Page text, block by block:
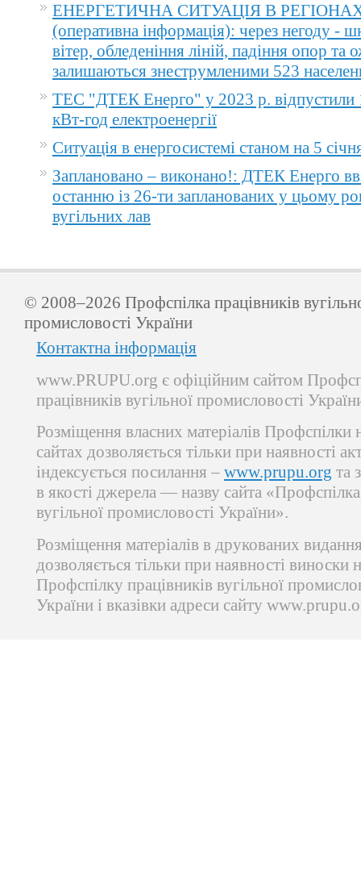
ЕНЕРГЕТИЧНА СИТУАЦІЯ В
(оперативна інформація): через негоду -
вітер, обледеніння ліній, падіння опор та
залишаються знеструмленими 523
ТЕС "ДТЕК Енерго" у 2023 р. відпустили
кВт-год електроенергії
Ситуація в енергосистемі станом на 5
Заплановано – виконано!: ДТЕК Енерго
останню із 26-ти запланованих у цьому
вугільних лав
© 2008–2026 Профспілка працівників
промисловості України
Контактна інформація
www.PRUPU.org є офіційним сайтом
працівників вугільної промисловості
Розміщення власних матеріалів Профспілки
сайтах дозволяється тільки при наявності
індексується посилання – www.prupu.org та
в якості джерела — назву сайта «Профспілка
вугільної промисловості України».
Розміщення матеріалів в друкованих
дозволяється тільки при наявності виноски
Профспілку працівників вугільної
України і вказівки адреси сайту